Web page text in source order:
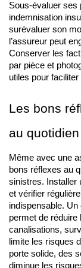
Sous-évaluer ses
indemnisation
surévaluer son
l’assureur peut
Conserver les
par pièce et
utiles pour
Les bons
au quotidien
Même avec une
bons réflexes au
sinistres. Installer
et vérifier
indispensable. Un
permet de réduire
canalisations,
limite les risques
porte solide, des
diminue les